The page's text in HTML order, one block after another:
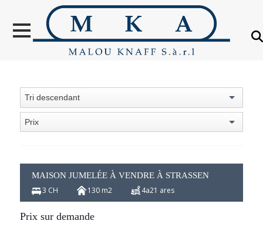
VENTES
LOCATION
OBJETS VENDUS
ÉTRANGER
À PROPOS
CONTACT
Tri descendant
Prix
MAISON JUMELÉE À VENDRE À STRASSEN
3 CH 130 m2 4a21 ares
Prix sur demande